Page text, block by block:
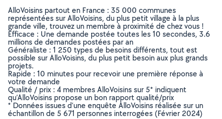
AlloVoisins partout en France : 35 000 communes
représentées sur AlloVoisins, du plus petit village à la plus
grande ville, trouvez un membre à proximité de chez vous !
Efficace : Une demande postée toutes les 10 secondes, 3.6
millions de demandes postées par an
Généraliste : 1 250 types de besoins différents, tout est
possible sur AlloVoisins, du plus petit besoin aux plus grands
projets.
Rapide : 10 minutes pour recevoir une première réponse à
votre demande
Qualité / prix : 4 membres AlloVoisins sur 5* indiquent
qu’AlloVoisins propose un bon rapport qualité/prix
* Données issues d’une enquête AlloVoisins réalisée sur un
échantillon de 5 671 personnes interrogées (Février 2024)